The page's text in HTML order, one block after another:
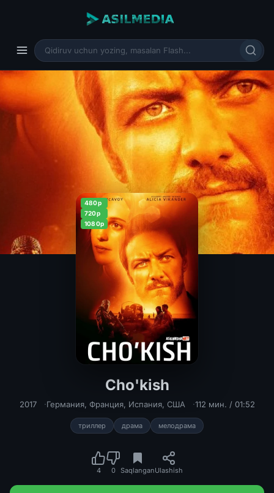
480p
720p
1080p
Cho'kish
Cho'kish Uzbek tilida 2017
2017 Германия, Франция, Испания, США 112 мин. / 01:52
триллер драма мелодрама
4 0 SaqlanganUlashish